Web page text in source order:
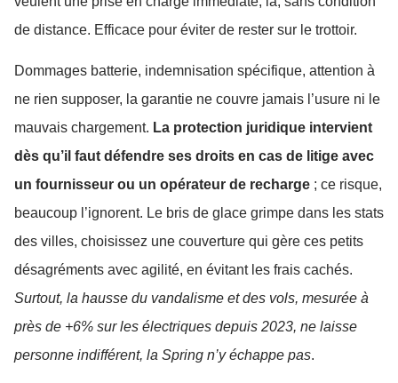
de distance. Efficace pour éviter de rester sur le trottoir.
Dommages batterie, indemnisation spécifique, attention à
ne rien supposer, la garantie ne couvre jamais l’usure ni le
mauvais chargement. La protection juridique intervient
dès qu’il faut défendre ses droits en cas de litige avec
un fournisseur ou un opérateur de recharge ; ce risque,
beaucoup l’ignorent. Le bris de glace grimpe dans les stats
des villes, choisissez une couverture qui gère ces petits
désagréments avec agilité, en évitant les frais cachés.
Surtout, la hausse du vandalisme et des vols, mesurée à
près de +6% sur les électriques depuis 2023, ne laisse
personne indifférent, la Spring n’y échappe pas.